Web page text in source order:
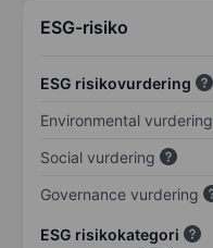
ESG-risiko
ESG risikovurdering
Environmental vurdering
Social vurdering
Governance vurdering
ESG risikokategori